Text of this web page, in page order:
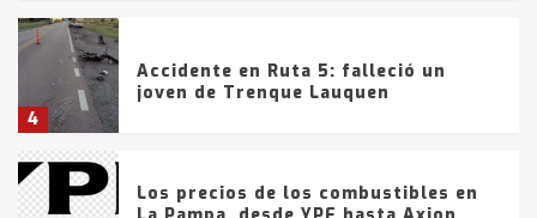
4
Accidente en Ruta 5: falleció un
joven de Trenque Lauquen
Los precios de los combustibles en